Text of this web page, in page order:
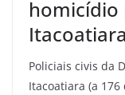
homicídio
Policiais civis da
Itacoatiara (a